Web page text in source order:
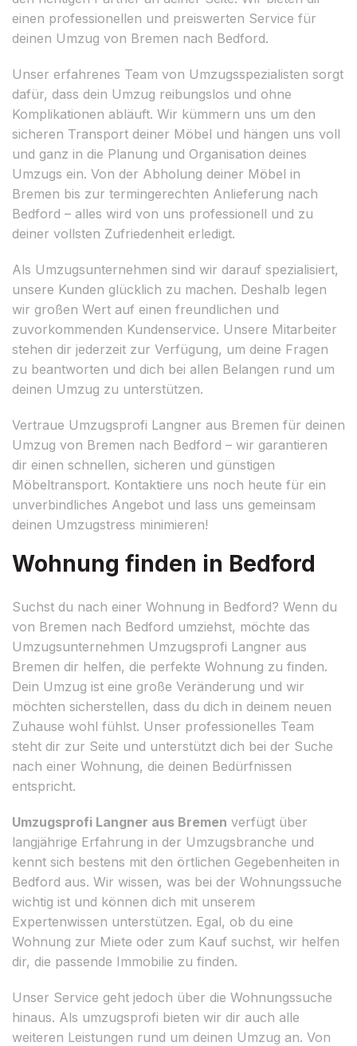
einen professionellen und preiswerten Service für
deinen Umzug von Bremen nach Bedford.
Unser erfahrenes Team von Umzugsspezialisten sorgt
dafür, dass dein Umzug reibungslos und ohne
Komplikationen abläuft. Wir kümmern uns um den
sicheren Transport deiner Möbel und hängen uns voll
und ganz in die Planung und Organisation deines
Umzugs ein. Von der Abholung deiner Möbel in
Bremen bis zur termingerechten Anlieferung nach
Bedford – alles wird von uns professionell und zu
deiner vollsten Zufriedenheit erledigt.
Als Umzugsunternehmen sind wir darauf spezialisiert,
unsere Kunden glücklich zu machen. Deshalb legen
wir großen Wert auf einen freundlichen und
zuvorkommenden Kundenservice. Unsere Mitarbeiter
stehen dir jederzeit zur Verfügung, um deine Fragen
zu beantworten und dich bei allen Belangen rund um
deinen Umzug zu unterstützen.
Vertraue Umzugsprofi Langner aus Bremen für deinen
Umzug von Bremen nach Bedford – wir garantieren
dir einen schnellen, sicheren und günstigen
Möbeltransport. Kontaktiere uns noch heute für ein
unverbindliches Angebot und lass uns gemeinsam
deinen Umzugstress minimieren!
Wohnung finden in Bedford
Suchst du nach einer Wohnung in Bedford? Wenn du
von Bremen nach Bedford umziehst, möchte das
Umzugsunternehmen Umzugsprofi Langner aus
Bremen dir helfen, die perfekte Wohnung zu finden.
Dein Umzug ist eine große Veränderung und wir
möchten sicherstellen, dass du dich in deinem neuen
Zuhause wohl fühlst. Unser professionelles Team
steht dir zur Seite und unterstützt dich bei der Suche
nach einer Wohnung, die deinen Bedürfnissen
entspricht.
Umzugsprofi Langner aus Bremen verfügt über
langjährige Erfahrung in der Umzugsbranche und
kennt sich bestens mit den örtlichen Gegebenheiten in
Bedford aus. Wir wissen, was bei der Wohnungssuche
wichtig ist und können dich mit unserem
Expertenwissen unterstützen. Egal, ob du eine
Wohnung zur Miete oder zum Kauf suchst, wir helfen
dir, die passende Immobilie zu finden.
Unser Service geht jedoch über die Wohnungssuche
hinaus. Als umzugsprofi bieten wir dir auch alle
weiteren Leistungen rund um deinen Umzug an. Von